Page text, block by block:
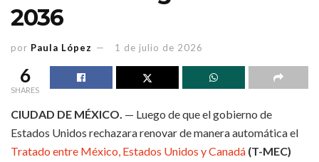
2036
por Paula López 1 de julio de 2026
6
SHARES
CIUDAD DE MÉXICO. — Luego de que el gobierno de
Estados Unidos rechazara renovar de manera automática el
Tratado entre México, Estados Unidos y Canadá (T-MEC)